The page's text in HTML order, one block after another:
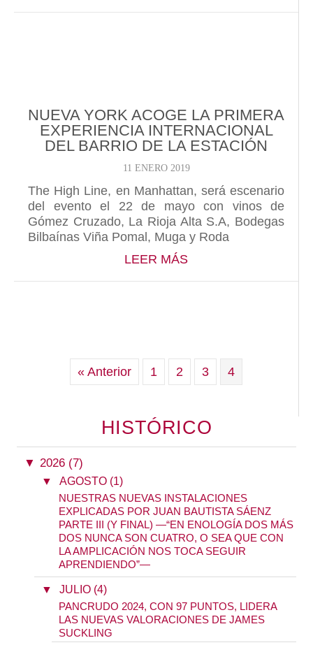
NUEVA YORK ACOGE LA PRIMERA
EXPERIENCIA INTERNACIONAL
DEL BARRIO DE LA ESTACIÓN
11 ENERO 2019
The High Line, en Manhattan, será escenario
del evento el 22 de mayo con vinos de
Gómez Cruzado, La Rioja Alta S.A, Bodegas
Bilbaínas Viña Pomal, Muga y Roda
LEER MÁSABOUT NUEVA
« Anterior 1 2 3 4
HISTÓRICO
▼ 2026 (7)
▼ AGOSTO (1)
NUESTRAS NUEVAS INSTALACIONES
EXPLICADAS POR JUAN BAUTISTA SÁENZ
PARTE III (Y FINAL) —“EN ENOLOGÍA DOS MÁS
DOS NUNCA SON CUATRO, O SEA QUE CON
LA AMPLICACIÓN NOS TOCA SEGUIR
APRENDIENDO”—
▼ JULIO (4)
PANCRUDO 2024, CON 97 PUNTOS, LIDERA
LAS NUEVAS VALORACIONES DE JAMES
SUCKLING